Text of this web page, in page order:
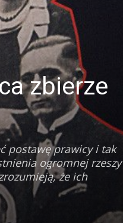
zbierze
postawę prawicy i tak
ogromnej rzeszy
że ich